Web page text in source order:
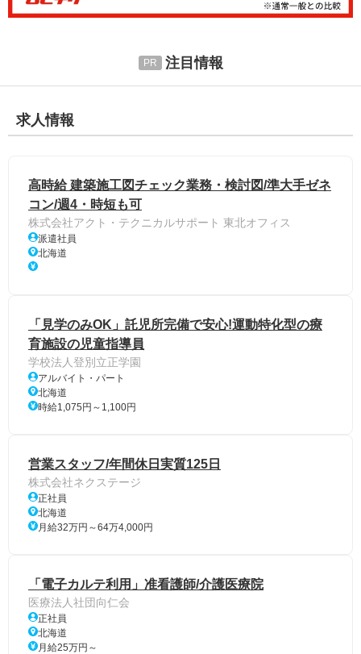
注目情報
求人情報
高時給 建築施工図チェック業務・検討図/準大手ゼネ
コン/週4・時短も可
株式会社アクト・テクニカルサポート 東北オフィス
派遣社員
北海道
「見学のみOK」託児所完備で安心!運動特化型の療
育施設の児童指導員
学校法人登別立正学園
アルバイト・パート
北海道
時給1,075円～1,100円
営業スタッフ/年間休日実質125日
株式会社ネクステージ
正社員
北海道
月給32万円～64万4,000円
「電子カルテ利用」准看護師/介護医療院
医療法人社団向仁会
正社員
北海道
月給25万円～